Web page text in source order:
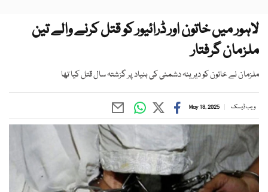
لاہور میں خاتون اور ڈرائیور کو قتل کرنے والے تین
ملزمان گرفتار
ملزمان نے خاتون کو دیرینہ دشمنی کی بنیاد پر گزشتہ سال قتل کیا تھا
ویب ڈیسک May 18, 2025